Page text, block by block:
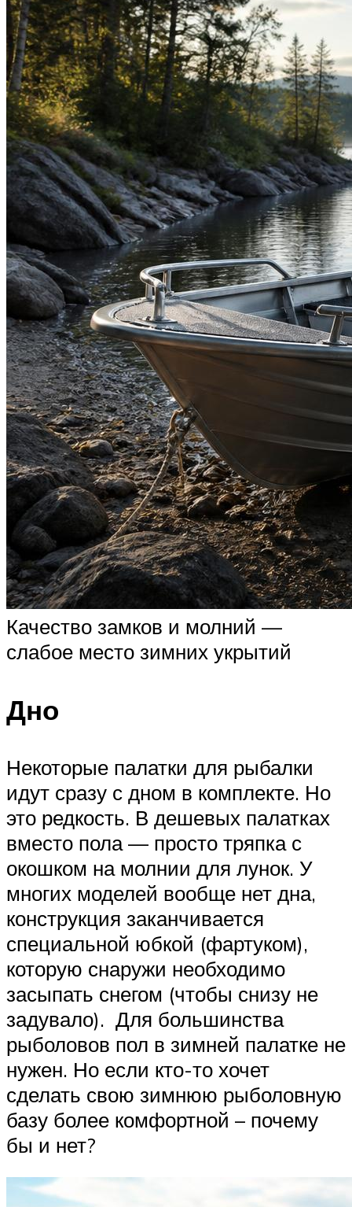
Качество замков и молний —
слабое место зимних укрытий
Дно
Некоторые палатки для рыбалки
идут сразу с дном в комплекте. Но
это редкость. В дешевых палатках
вместо пола — просто тряпка с
окошком на молнии для лунок. У
многих моделей вообще нет дна,
конструкция заканчивается
специальной юбкой (фартуком),
которую снаружи необходимо
засыпать снегом (чтобы снизу не
задувало). Для большинства
рыболовов пол в зимней палатке не
нужен. Но если кто-то хочет
сделать свою зимнюю рыболовную
базу более комфортной – почему
бы и нет?